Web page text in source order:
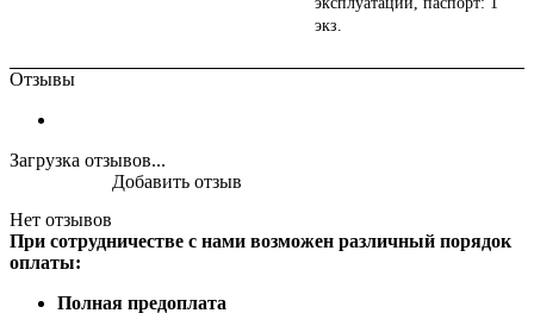
экз.
Отзывы
Загрузка отзывов...
Нет отзывов
Добавить отзыв
При сотрудничестве с нами возможен различный порядок
оплаты:
Полная предоплата